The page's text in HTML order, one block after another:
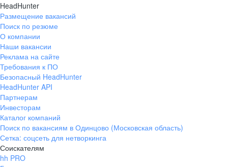
HeadHunter
Размещение вакансий
Поиск по резюме
О компании
Наши вакансии
Реклама на сайте
Требования к ПО
Безопасный HeadHunter
HeadHunter API
Партнерам
Инвесторам
Каталог компаний
Поиск по вакансиям в Одинцово (Московская область)
Сетка: соцсеть для нетворкинга
Соискателям
hh PRO